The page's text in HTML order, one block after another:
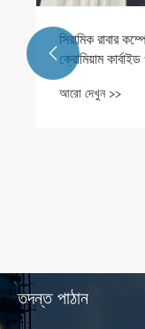
সিরামিক রাবার
ক্রোমিয়াম
করবেন?
আরো দেখুন >>

তদন্ত পাঠান